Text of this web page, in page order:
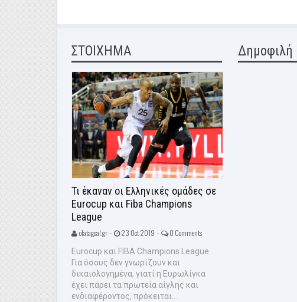
ΣΤΟΙΧΗΜΑ
Τι έκαναν οι Ελληνικές ομάδες σε
Eurocup και Fiba Champions
League
olatagoal.gr - 23 Oct 2019 - 0 Comments
Eurocup και FIBA Champions League.
Για όσους δεν γνωρίζουν και
δικαιολογημένα, γιατί η Ευρωλίγκα
έχει πάρει τα πρωτεία αίγλης και
ενδιαφέροντος, πρόκειται...
Δημοφιλή